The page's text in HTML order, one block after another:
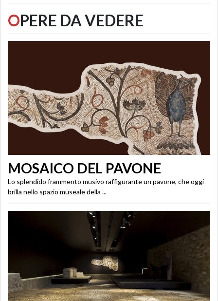
OPERE DA VEDERE
MOSAICO DEL PAVONE
Lo splendido frammento musivo raffigurante un pavone, che oggi
brilla nello spazio museale della ...